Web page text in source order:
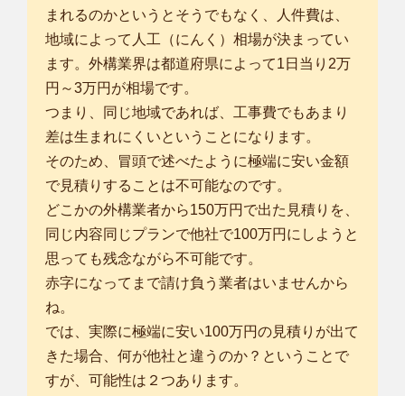
まれるのかというとそうでもなく、人件費は、
地域によって人工（にんく）相場が決まってい
ます。外構業界は都道府県によって1日当り2万
円～3万円が相場です。
つまり、同じ地域であれば、工事費でもあまり
差は生まれにくいということになります。
そのため、冒頭で述べたように極端に安い金額
で見積りすることは不可能なのです。
どこかの外構業者から150万円で出た見積りを、
同じ内容同じプランで他社で100万円にしようと
思っても残念ながら不可能です。
赤字になってまで請け負う業者はいませんから
ね。
では、実際に極端に安い100万円の見積りが出て
きた場合、何が他社と違うのか？ということで
すが、可能性は２つあります。